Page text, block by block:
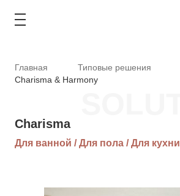
АКЦИИ
Главная
Типовые решения
Charisma & Harmony
Charisma
Для ванной / Для пола / Для кухни